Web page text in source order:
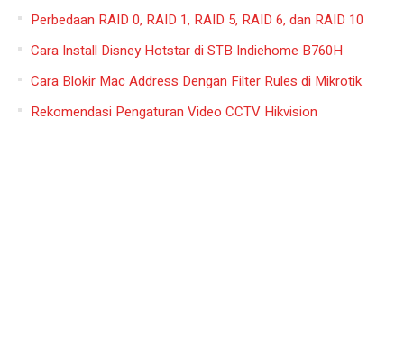
Perbedaan RAID 0, RAID 1, RAID 5, RAID 6, dan RAID 10
Cara Install Disney Hotstar di STB Indiehome B760H
Cara Blokir Mac Address Dengan Filter Rules di Mikrotik
Rekomendasi Pengaturan Video CCTV Hikvision